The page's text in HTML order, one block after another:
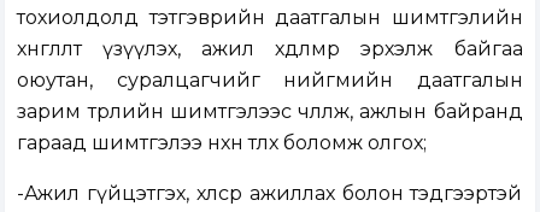
тохиолдолд тэтгэврийн даатгалын шимтгэлийн
хөнгөлөлт үзүүлэх, ажил хөдөлмөр эрхэлж байгаа
оюутан, суралцагчийг нийгмийн даатгалын
зарим төрлийн шимтгэлээс чөлөөлж, ажлын байранд
гараад шимтгэлээ нөхөн төлөх боломж олгох;
-Ажил гүйцэтгэх, хөлсөөр ажиллах болон тэдгээртэй